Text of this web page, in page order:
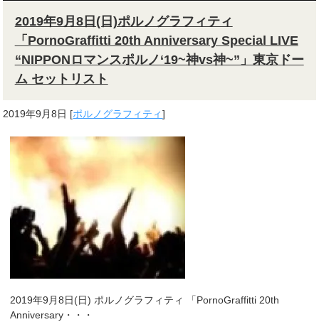
2019年9月8日(日)ポルノグラフィティ
「PornoGraffitti 20th Anniversary Special LIVE
“NIPPONロマンスポルノ‘19~神vs神~”」東京ドー
ム セットリスト
2019年9月8日 [ポルノグラフィティ]
2019年9月8日(日) ポルノグラフィティ 「PornoGraffitti 20th
Anniversary・・・